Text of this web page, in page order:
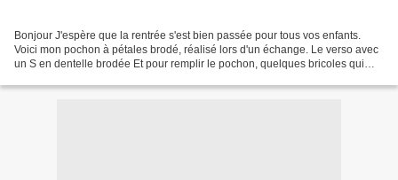
Bonjour J'espère que la rentrée s'est bien passée pour tous vos enfants.
Voici mon pochon à pétales brodé, réalisé lors d'un échange. Le verso avec
un S en dentelle brodée Et pour remplir le pochon, quelques bricoles qui